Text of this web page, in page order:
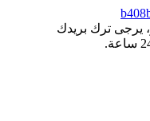
يرجى ترك بريدك